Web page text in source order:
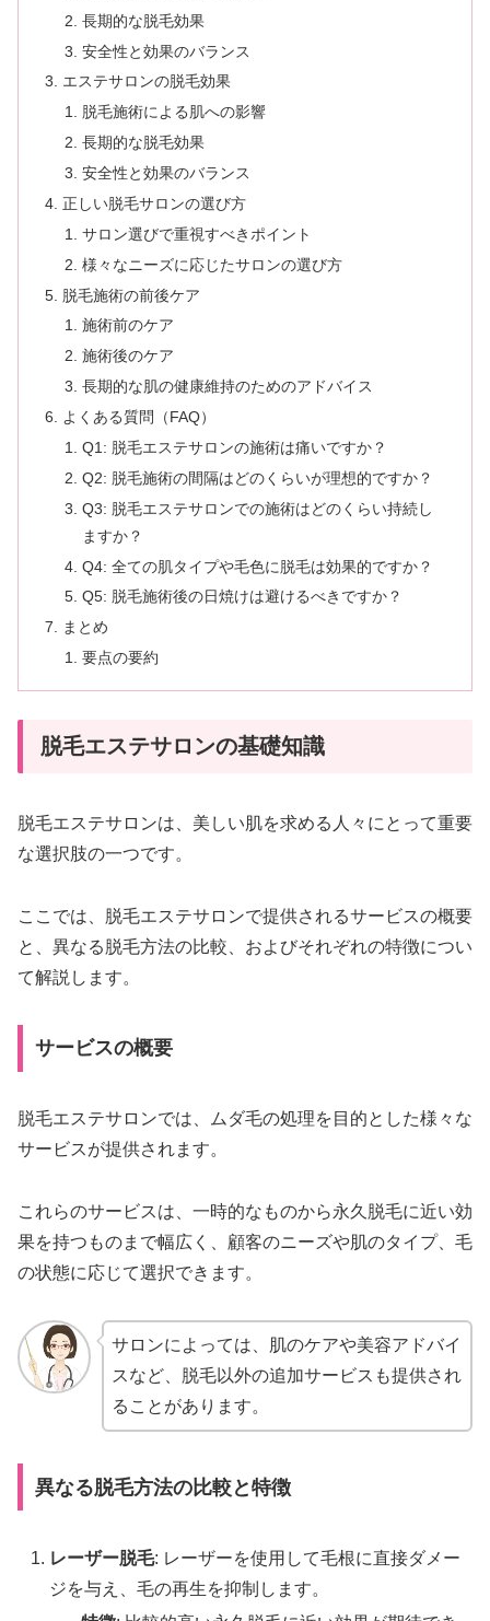
長期的な脱毛効果
安全性と効果のバランス
エステサロンの脱毛効果
脱毛施術による肌への影響
長期的な脱毛効果
安全性と効果のバランス
正しい脱毛サロンの選び方
サロン選びで重視すべきポイント
様々なニーズに応じたサロンの選び方
脱毛施術の前後ケア
施術前のケア
施術後のケア
長期的な肌の健康維持のためのアドバイス
よくある質問（FAQ）
Q1: 脱毛エステサロンの施術は痛いですか？
Q2: 脱毛施術の間隔はどのくらいが理想的ですか？
Q3: 脱毛エステサロンでの施術はどのくらい持続し
ますか？
Q4: 全ての肌タイプや毛色に脱毛は効果的ですか？
Q5: 脱毛施術後の日焼けは避けるべきですか？
まとめ
要点の要約
脱毛エステサロンの基礎知識
脱毛エステサロンは、美しい肌を求める人々にとって重要
な選択肢の一つです。
ここでは、脱毛エステサロンで提供されるサービスの概要
と、異なる脱毛方法の比較、およびそれぞれの特徴につい
て解説します。
サービスの概要
脱毛エステサロンでは、ムダ毛の処理を目的とした様々な
サービスが提供されます。
これらのサービスは、一時的なものから永久脱毛に近い効
果を持つものまで幅広く、顧客のニーズや肌のタイプ、毛
の状態に応じて選択できます。
サロンによっては、肌のケアや美容アドバイ
スなど、脱毛以外の追加サービスも提供され
ることがあります。
異なる脱毛方法の比較と特徴
レーザー脱毛: レーザーを使用して毛根に直接ダメー
ジを与え、毛の再生を抑制します。